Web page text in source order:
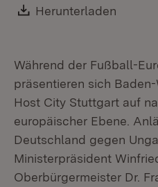
Download:
Herunterladen
Während der Fußball-
präsentieren sich
Host City Stuttgart auf
europäischer Ebene.
Deutschland gegen
Ministerpräsident
Oberbürgermeister Dr.